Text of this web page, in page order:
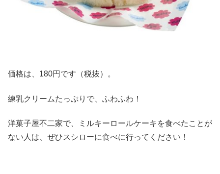
価格は、180円です（税抜）。
練乳クリームたっぷりで、ふわふわ！
洋菓子屋不二家で、ミルキーロールケーキを食べたことが
ない人は、ぜひスシローに食べに行ってください！